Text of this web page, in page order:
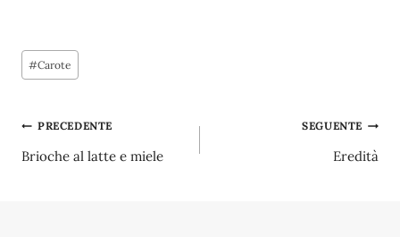
Tag
articolo:
#Carote
Navigazione
articoli
PRECEDENTE
Brioche al latte e miele
SEGUENTE
Eredità